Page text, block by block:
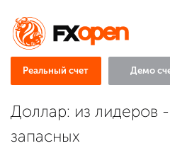
Реальный счет Демо
Доллар: из лидеров
запасных